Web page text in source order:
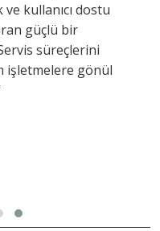
kullanıcı dostu
güçlü bir
süreçlerini
işletmelere gönül